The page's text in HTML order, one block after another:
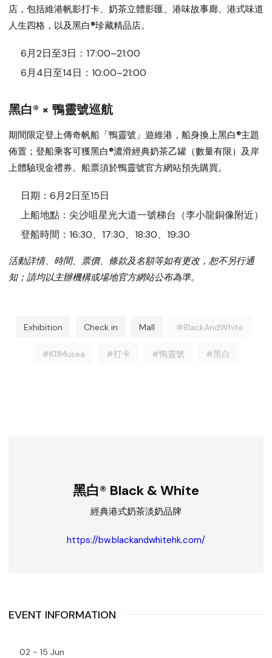
店，包括維港帆影打卡、奶茶立體影匯、港味故事廊、港式味道
人生四格，以及黑白®珍藏精品店。
6月2日至3日：17:00–21:00
6月4日至14日：10:00–21:00
黑白® × 鴨靈號巡航
期間限定登上傳奇帆船「鴨靈號」遊維港，船身換上黑白®主題
佈置；登船乘客可獲黑白®濃滑經典奶茶乙罐（數量有限）及岸
上體驗現金禮券。船票須於鴨靈號官方網站預先購買。
日期：6月2日至15日
上船地點：尖沙咀星光大道一號梯台（李小龍銅像附近）
登船時間：16:30、17:30、18:30、19:30
活動詳情、時間、票價、條款及名額等如有更改，恕不另行通
知；請均以主辦機構或場地官方網站公布為準。
Exhibition Check in Mall #BlackAndWhite
#K11Musea #打卡 #鴨靈號 #黑白
黑白® Black & White
經典港式奶茶淡奶品牌
https://bw.blackandwhitehk.com/
EVENT INFORMATION
02 - 15 Jun